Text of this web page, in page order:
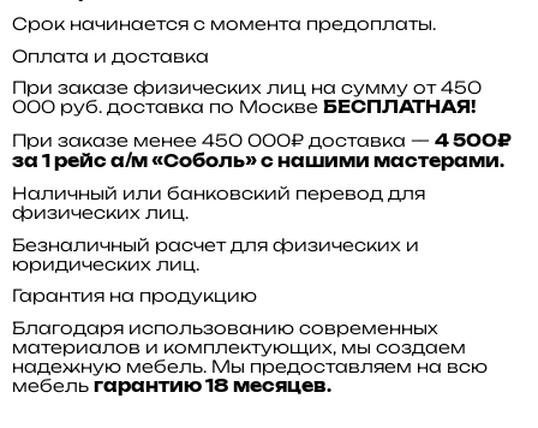
Срок начинается с момента предоплаты.
Оплата и доставка
При заказе физических лиц на сумму от 450
000 руб. доставка по Москве БЕСПЛАТНАЯ!
При заказе менее 450 000₽ доставка — 4 500₽
за 1 рейс а/м «Соболь» с нашими мастерами.
Наличный или банковский перевод для
физических лиц.
Безналичный расчет для физических и
юридических лиц.
Гарантия на продукцию
Благодаря использованию современных
материалов и комплектующих, мы создаем
надежную мебель. Мы предоставляем на всю
мебель гарантию 18 месяцев.